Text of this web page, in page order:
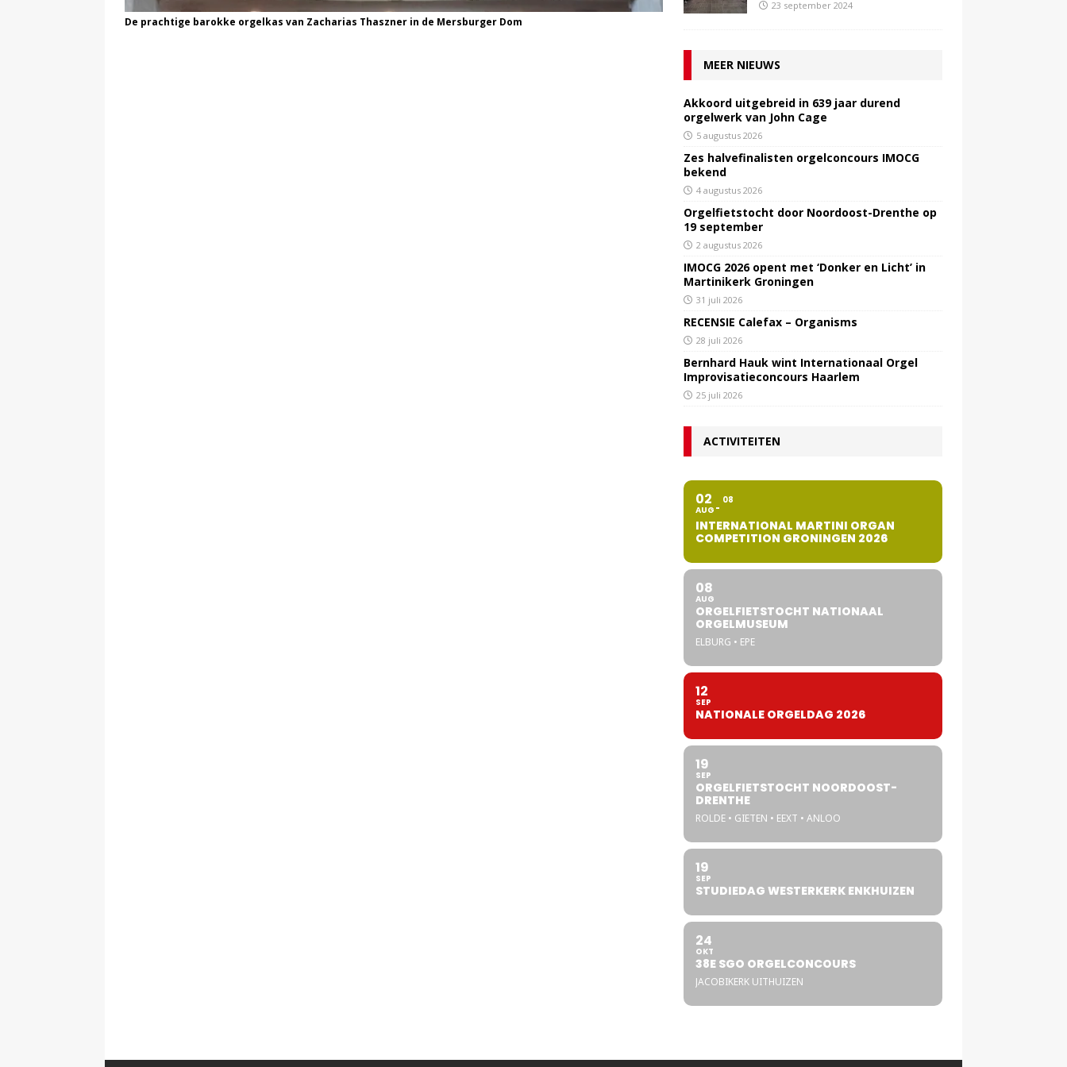
De prachtige barokke orgelkas van Zacharias Thaszner in de Mersburger Dom
23 september 2024
MEER NIEUWS
Akkoord uitgebreid in 639 jaar durend
orgelwerk van John Cage
5 augustus 2026
Zes halvefinalisten orgelconcours IMOCG
bekend
4 augustus 2026
Orgelfietstocht door Noordoost-Drenthe op
19 september
2 augustus 2026
IMOCG 2026 opent met ‘Donker en Licht’ in
Martinikerk Groningen
31 juli 2026
RECENSIE Calefax – Organisms
28 juli 2026
Bernhard Hauk wint Internationaal Orgel
Improvisatieconcours Haarlem
25 juli 2026
ACTIVITEITEN
02
AUG
08
INTERNATIONAL MARTINI ORGAN
COMPETITION GRONINGEN 2026
08
AUG
ORGELFIETSTOCHT NATIONAAL
ORGELMUSEUM
ELBURG • EPE
12
SEP
NATIONALE ORGELDAG 2026
19
SEP
ORGELFIETSTOCHT NOORDOOST-
DRENTHE
ROLDE • GIETEN • EEXT • ANLOO
19
SEP
STUDIEDAG WESTERKERK ENKHUIZEN
24
OKT
38E SGO ORGELCONCOURS
JACOBIKERK UITHUIZEN